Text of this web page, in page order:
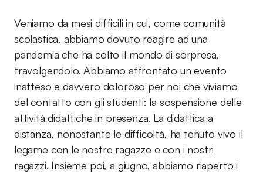
Veniamo da mesi difficili in cui, come comunità
scolastica, abbiamo dovuto reagire ad una
pandemia che ha colto il mondo di sorpresa,
travolgendolo. Abbiamo affrontato un evento
inatteso e davvero doloroso per noi che viviamo
del contatto con gli studenti: la sospensione delle
attività didattiche in presenza. La didattica a
distanza, nonostante le difficoltà, ha tenuto vivo il
legame con le nostre ragazze e con i nostri
ragazzi. Insieme poi, a giugno, abbiamo riaperto i